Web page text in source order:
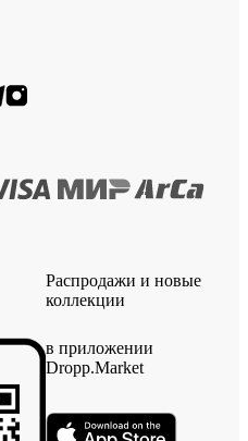
Распродажи и новые
коллекции
в приложении
Dropp.Market